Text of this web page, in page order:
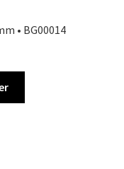
• BG00014